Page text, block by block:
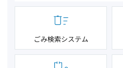
ごみ検索システム